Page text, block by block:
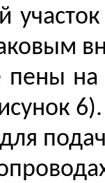
на
6).